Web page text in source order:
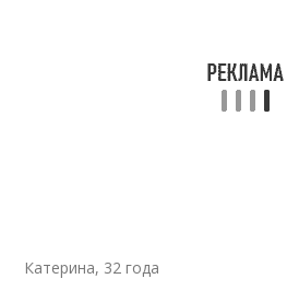
Катерина, 32 года